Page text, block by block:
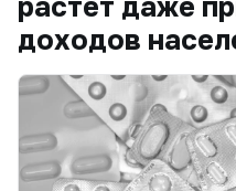
доходов